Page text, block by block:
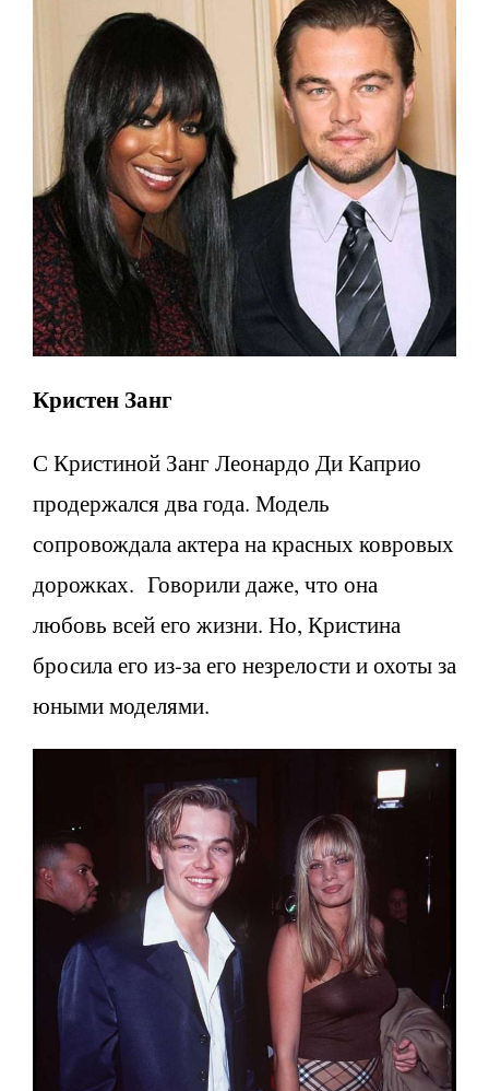
Кристен Занг
С Кристиной Занг Леонардо Ди Каприо
продержался два года. Модель
сопровождала актера на красных ковровых
дорожках. Говорили даже, что она
любовь всей его жизни. Но, Кристина
бросила его из-за его незрелости и охоты за
юными моделями.